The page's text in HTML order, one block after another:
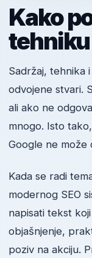
Kako
Sadržaj, tehnika
odvojene stvari.
ali ako ne
mnogo. Isto
Google ne može
Kada se radi
modernog SEO
napisati tekst
objašnjenje,
poziv na akciju.